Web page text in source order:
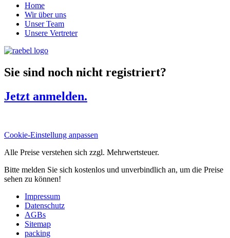
Home
Wir über uns
Unser Team
Unsere Vertreter
Sie sind noch nicht registriert?
Jetzt anmelden.
Cookie-Einstellung anpassen
Alle Preise verstehen sich zzgl. Mehrwertsteuer.
Bitte melden Sie sich kostenlos und unverbindlich an, um die Preise
sehen zu können!
Impressum
Datenschutz
AGBs
Sitemap
packing